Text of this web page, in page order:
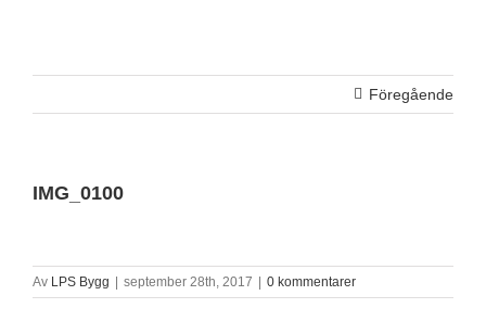
Föregående
IMG_0100
Av LPS Bygg september 28th, 2017 0 kommentarer